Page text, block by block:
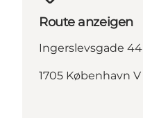
Route anzeigen
Ingerslevsgade 44
1705 København V